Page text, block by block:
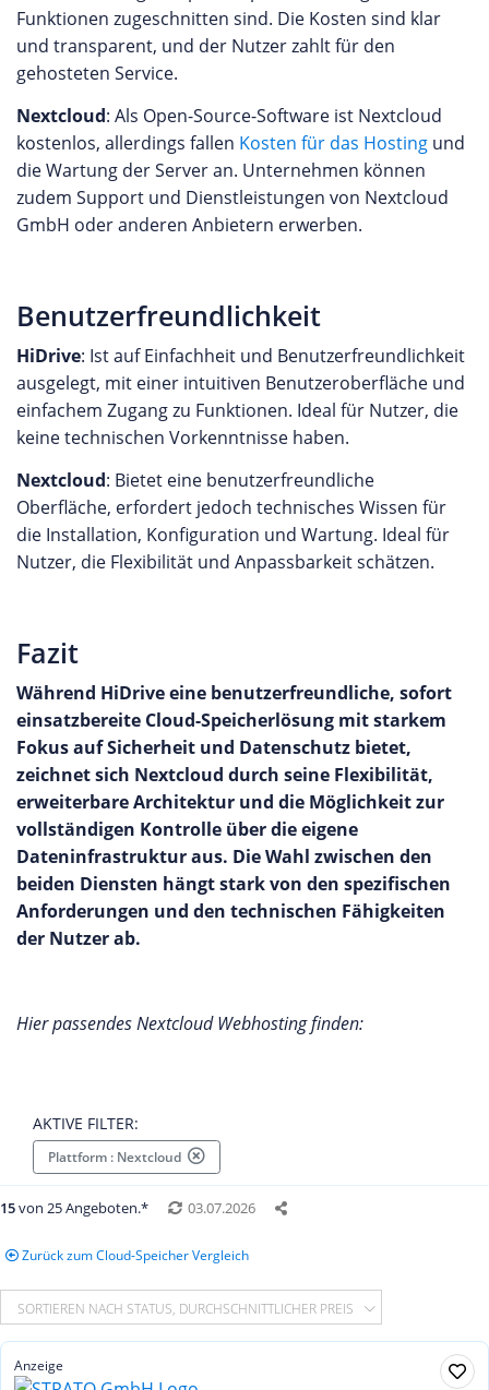
Funktionen zugeschnitten sind. Die Kosten sind klar
und transparent, und der Nutzer zahlt für den
gehosteten Service.
Nextcloud: Als Open-Source-Software ist Nextcloud
kostenlos, allerdings fallen Kosten für das Hosting und
die Wartung der Server an. Unternehmen können
zudem Support und Dienstleistungen von Nextcloud
GmbH oder anderen Anbietern erwerben.
Benutzerfreundlichkeit
HiDrive: Ist auf Einfachheit und Benutzerfreundlichkeit
ausgelegt, mit einer intuitiven Benutzeroberfläche und
einfachem Zugang zu Funktionen. Ideal für Nutzer, die
keine technischen Vorkenntnisse haben.
Nextcloud: Bietet eine benutzerfreundliche
Oberfläche, erfordert jedoch technisches Wissen für
die Installation, Konfiguration und Wartung. Ideal für
Nutzer, die Flexibilität und Anpassbarkeit schätzen.
Fazit
Während HiDrive eine benutzerfreundliche, sofort
einsatzbereite Cloud-Speicherlösung mit starkem
Fokus auf Sicherheit und Datenschutz bietet,
zeichnet sich Nextcloud durch seine Flexibilität,
erweiterbare Architektur und die Möglichkeit zur
vollständigen Kontrolle über die eigene
Dateninfrastruktur aus. Die Wahl zwischen den
beiden Diensten hängt stark von den spezifischen
Anforderungen und den technischen Fähigkeiten
der Nutzer ab.
Hier passendes Nextcloud Webhosting finden:
AKTIVE FILTER:
Plattform : Nextcloud
15von 25 Angeboten.* 03.07.2026
Zurück zum Cloud-Speicher Vergleich
SORTIEREN NACH STATUS, DURCHSCHNITTLICHER PREIS
Anzeige